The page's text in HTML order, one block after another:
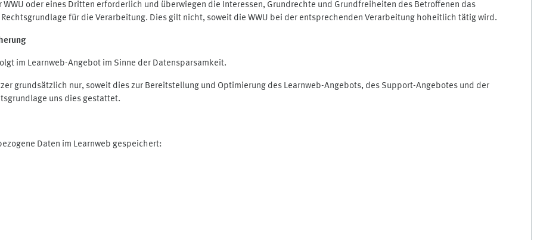
oder eines Dritten erforderlich und überwiegen die Interessen, Grundrechte und Grundfreiheiten des Betroffenen das
für die Verarbeitung. Dies gilt nicht, soweit die WWU bei der entsprechenden Verarbeitung hoheitlich tätig wird.
im Learnweb-Angebot im Sinne der Datensparsamkeit.
grundsätzlich nur, soweit dies zur Bereitstellung und Optimierung des Learnweb-Angebots, des Support-Angebotes und der
uns dies gestattet.
Daten im Learnweb gespeichert: